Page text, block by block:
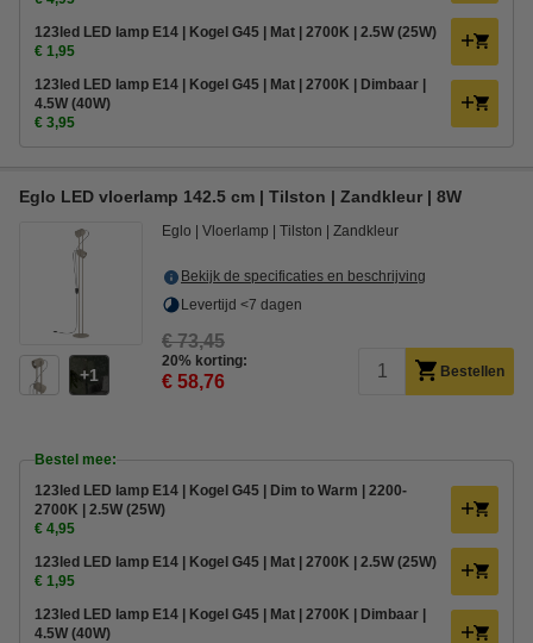
123led LED lamp E14 | Kogel G45 | Mat | 2700K | 2.5W (25W)
€ 1,95
123led LED lamp E14 | Kogel G45 | Mat | 2700K | Dimbaar |
4.5W (40W)
€ 3,95
Eglo LED vloerlamp 142.5 cm | Tilston | Zandkleur | 8W
1
Eglo Vloerlamp Tilston Zandkleur
Bekijk de specificaties en beschrijving
Levertijd <7 dagen
€ 73,45
20% korting:
€ 58,76 Bestellen
Bestel mee:
123led LED lamp E14 | Kogel G45 | Dim to Warm | 2200-
2700K | 2.5W (25W)
€ 4,95
123led LED lamp E14 | Kogel G45 | Mat | 2700K | 2.5W (25W)
€ 1,95
123led LED lamp E14 | Kogel G45 | Mat | 2700K | Dimbaar |
4.5W (40W)